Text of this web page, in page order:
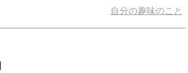
自分の趣味のこと